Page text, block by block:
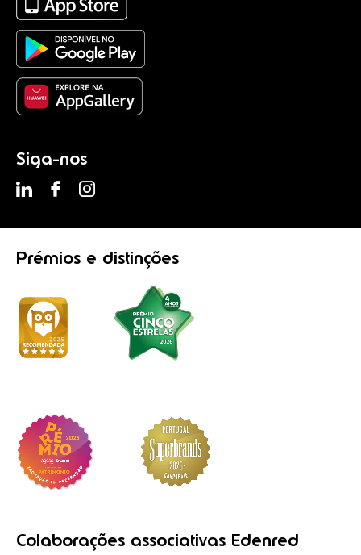
Siga-nos
Prémios e distinções
Colaborações associativas Edenred